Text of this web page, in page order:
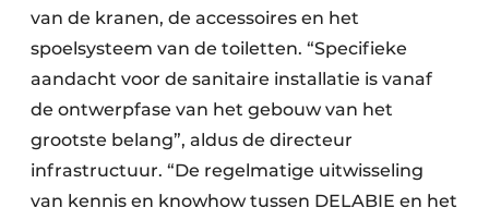
van de kranen, de accessoires en het
spoelsysteem van de toiletten. “Specifieke
aandacht voor de sanitaire installatie is vanaf
de ontwerpfase van het gebouw van het
grootste belang”, aldus de directeur
infrastructuur. “De regelmatige uitwisseling
van kennis en knowhow tussen DELABIE en het